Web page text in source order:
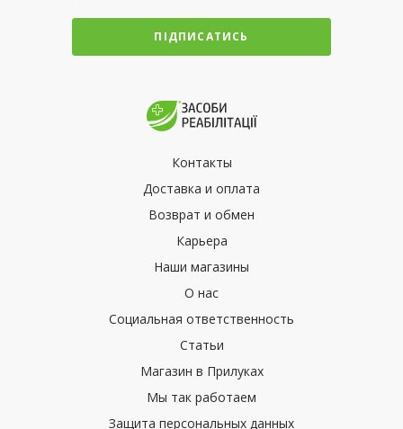
ПІДПИСАТИСЬ
Контакты
Доставка и оплата
Возврат и обмен
Карьера
Наши магазины
О нас
Социальная ответственность
Статьи
Магазин в Прилуках
Мы так работаем
Защита персональных данных